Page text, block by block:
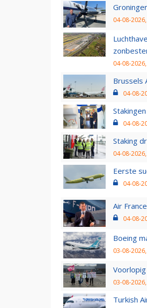
04-08-
04-08-
Brussels
04-08-
04-08-
Staking
04-08-
Eerste
04-08-
Air
04-08-
Boeing
03-08-
03-08-
Turkish